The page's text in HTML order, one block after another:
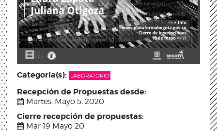
Categoría(s): LABORATORIO
Recepción de Propuestas desde:
Martes, Mayo 5, 2020
Cierre recepción de propuestas:
Mar 19 Mayo 20